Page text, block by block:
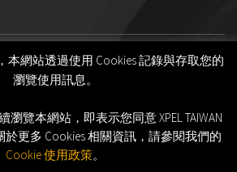
本網站透過使用 Cookies 記錄與存取您的
瀏覽使用訊息。
瀏覽本網站，即表示您同意 XPEL TAIWAN
於更多 Cookies 相關資訊，請參閱我們的
Cookie 使用政策。